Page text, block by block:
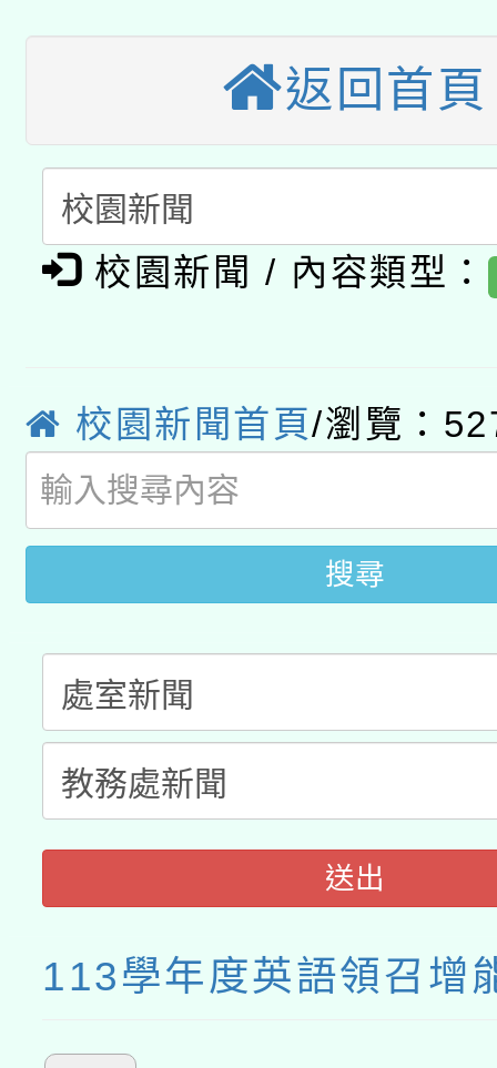
招)
本館辦理115年度閱讀
暨閱讀推動專業研習
科技賦能─人工智慧
礎課程
A3數位素養講師名單
「數位內容與教學軟體
pilot」
有關大陸委員會函釋公
轉知經濟部水利署委託
用水績優單位及節水達
動」
桃園市孔廟祈福系列
開 智慧啟航」
2026年桃園地景藝術
返回首頁
校園新聞 / 內容類型：
校園新聞首頁/瀏覽：
搜尋
送出
113學年度英語領召增